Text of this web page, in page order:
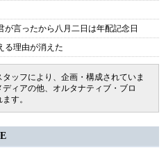
が言ったから八月二日は年配記念日
る理由が消えた
ッフにより、企画・構成されていま
ィアの他、オルタナティブ・ブロ
す。